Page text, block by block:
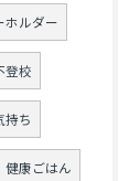
ホルダー
登校
持ち
健康ごはん